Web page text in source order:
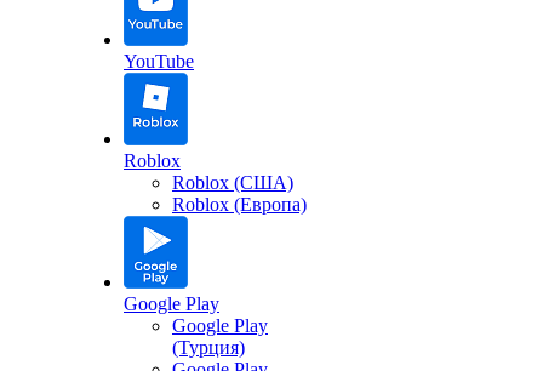
YouTube
Roblox
Roblox (США)
Roblox (Европа)
Google Play
Google Play
(Турция)